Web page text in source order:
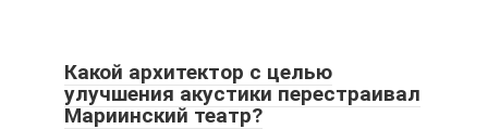
Какой архитектор с целью
улучшения акустики перестраивал
Мариинский театр?